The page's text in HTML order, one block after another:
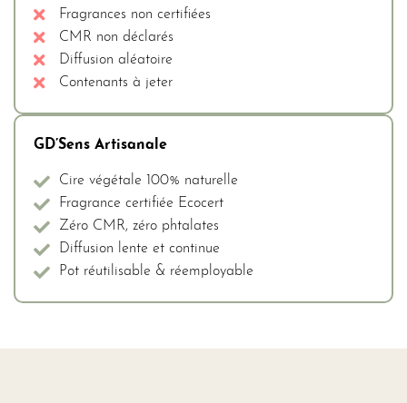
Fragrances non certifiées
CMR non déclarés
Diffusion aléatoire
Contenants à jeter
GD’Sens Artisanale
Cire végétale 100% naturelle
Fragrance certifiée Ecocert
Zéro CMR, zéro phtalates
Diffusion lente et continue
Pot réutilisable & réemployable